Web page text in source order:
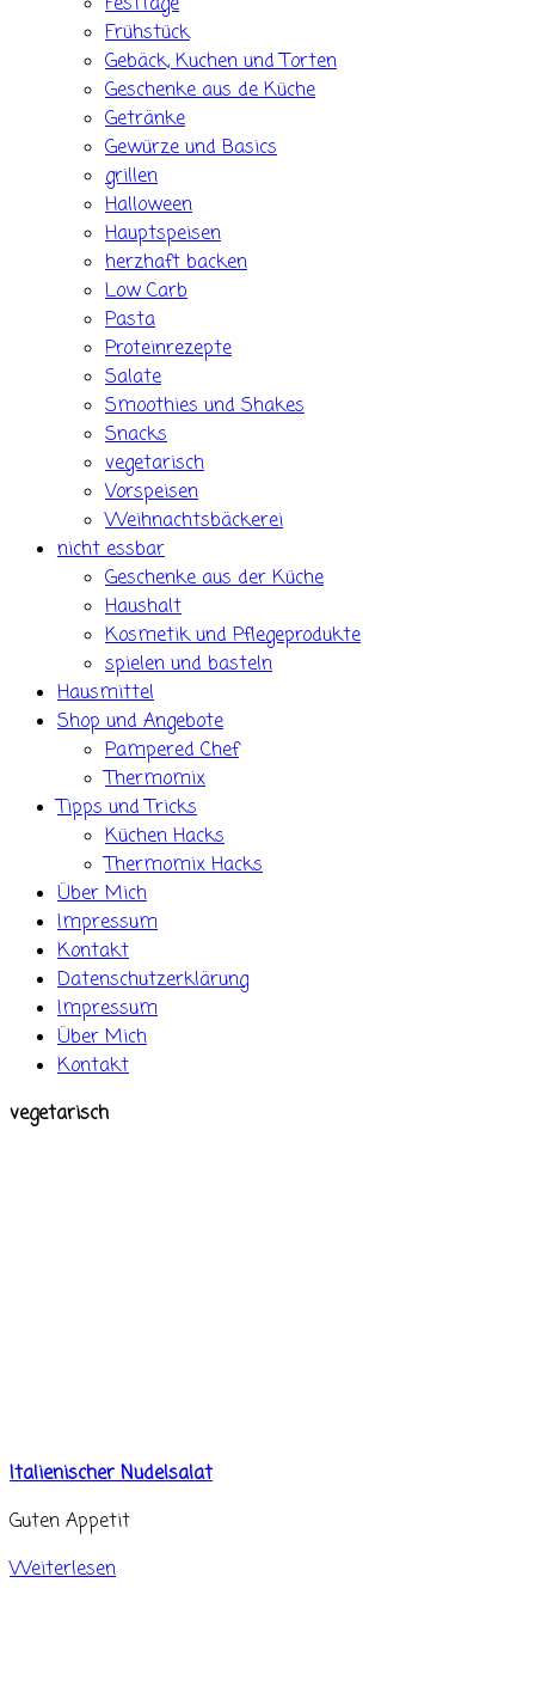
Frühstück
Gebäck, Kuchen und Torten
Geschenke aus de Küche
Getränke
Gewürze und Basics
grillen
Halloween
Hauptspeisen
herzhaft backen
Low Carb
Pasta
Proteinrezepte
Salate
Smoothies und Shakes
Snacks
vegetarisch
Vorspeisen
Weihnachtsbäckerei
nicht essbar
Geschenke aus der Küche
Haushalt
Kosmetik und Pflegeprodukte
spielen und basteln
Hausmittel
Shop und Angebote
Pampered Chef
Thermomix
Tipps und Tricks
Küchen Hacks
Thermomix Hacks
Über Mich
Impressum
Kontakt
Datenschutzerklärung
Impressum
Über Mich
Kontakt
vegetarisch
Italienischer Nudelsalat
Guten Appetit
Weiterlesen